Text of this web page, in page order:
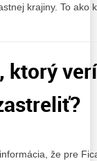
krajiny. To ako
ktorý
že pre